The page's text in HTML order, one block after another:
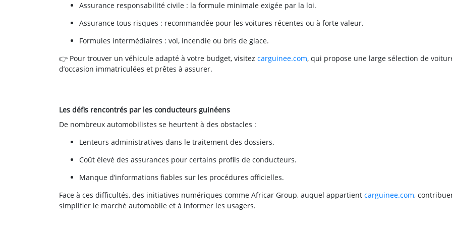
Assurance responsabilité civile : la formule minimale exigée par la loi.
Assurance tous risques : recommandée pour les voitures récentes ou à forte valeur.
Formules intermédiaires : vol, incendie ou bris de glace.
👉 Pour trouver un véhicule adapté à votre budget, visitez carguinee.com, qui propose une large sélection de
d’occasion immatriculées et prêtes à assurer.
Les défis rencontrés par les conducteurs guinéens
De nombreux automobilistes se heurtent à des obstacles :
Lenteurs administratives dans le traitement des dossiers.
Coût élevé des assurances pour certains profils de conducteurs.
Manque d’informations fiables sur les procédures officielles.
Face à ces difficultés, des initiatives numériques comme Africar Group, auquel appartient carguinee.com,
simplifier le marché automobile et à informer les usagers.